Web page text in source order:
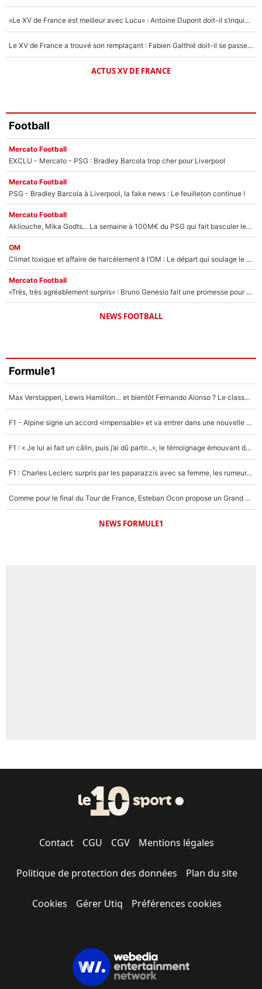
«Le XV de France est meilleur avec Lucu» : Antoine Dupont doit-il s’inquiéter pour sa place ?
Le XV de France a trouvé son remplaçant : Fabien Galthié doit-il se passer d'Antoine Dupont ?
ACTUS XV DE FRANCE
Football
Mercato Football
EXCLU - Mercato - PSG : Bradley Barcola trop cher pour Liverpool
Mercato Football
PSG - Bradley Barcola à Liverpool, la fake news : Le feuilleton continue !
Mercato Football
Akliouche, Mika Godts... La semaine à 100M€ du PSG qui fait basculer le mercato du PSG !
OM
Climat toxique et affaire de harcèlement à l’OM : Le départ qui soulage le vestiaire de Bruno Genesio
Mercato Football
«Très, très agréablement surpris» : Bruno Genesio fait une promesse pour la suite du mercato de l’OM et rassure les supporters
NEWS FOOTBALL
Formule1
Max Verstappen, Lewis Hamilton… et bientôt Fernando Alonso ? Le classement des pilotes les mieux payés en Formule 1 risque de changer !
F1 - Alpine signe un accord «impensable» et va entrer dans une nouvelle dimension : Grande nouvelle pour Pierre Gasly !
F1 : « Je lui ai fait un câlin, puis j’ai dû partir...», le témoignage émouvant de Max Verstappen sur sa fille
F1 : Charles Leclerc surpris par les paparazzis avec sa femme, les rumeurs étaient vraies !
Comme pour le final du Tour de France, Esteban Ocon propose un Grand Prix de Formule 1 à Paris : «Autour de l’Arc de Triomphe, ce serait génial» !
NEWS FORMULE1
Contact CGU CGV Mentions légales
Politique de protection des données Plan du site
Cookies Gérer Utiq Préférences cookies